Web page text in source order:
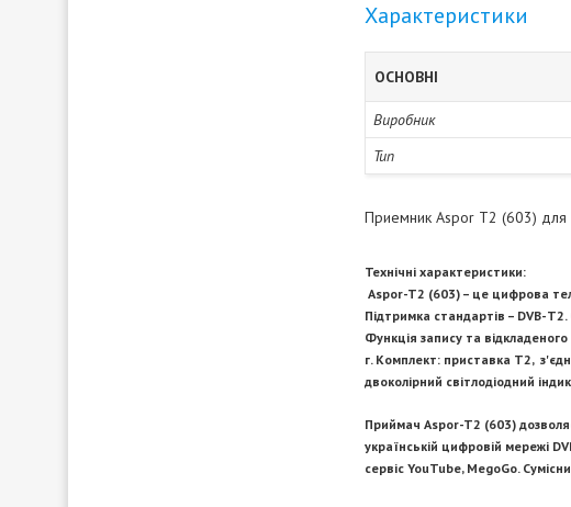
Характеристики
ОСНОВНІ
Виробник
Тип
Приемник Aspor T2 (603) для
Технічні характеристики:
Aspor-T2 (603) – це цифрова
Підтримка стандартів – DVB-
Функція запису та
г. Комплект: приставка Т2,
двоколірний світлодіодний
Приймач Aspor-T2 (603)
українській цифровій мережі
сервіс YouTube, MegoGo.